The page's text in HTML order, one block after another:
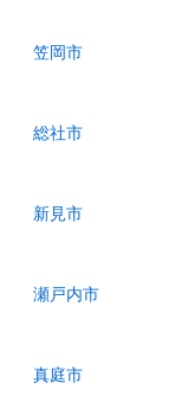
笠岡市
総社市
新見市
瀬戸内市
真庭市